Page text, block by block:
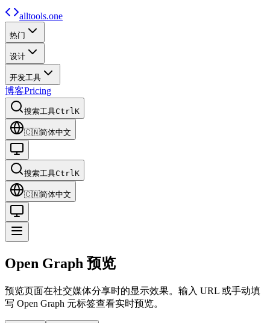
alltools.one
热门
设计
开发工具
博客Pricing
搜索工具CtrlK
🇨🇳简体中文
搜索工具CtrlK
🇨🇳简体中文
Open Graph 预览
预览页面在社交媒体分享时的显示效果。输入 URL 或手动填
写 Open Graph 元标签查看实时预览。